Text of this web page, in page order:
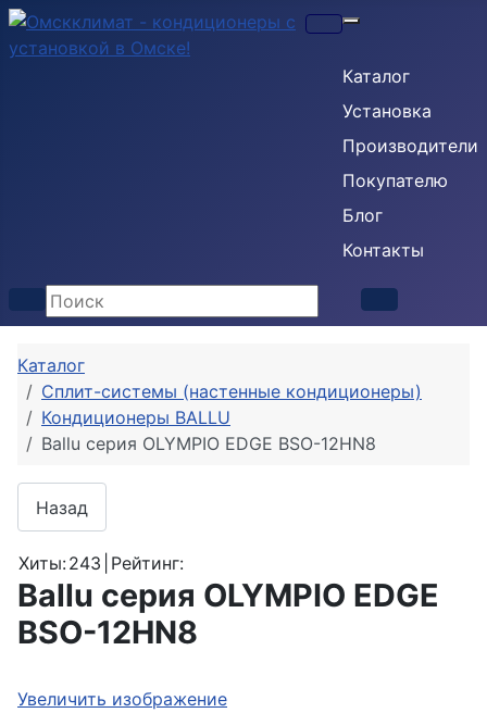
Каталог
Установка
Производители
Покупателю
Блог
Контакты
Каталог
Сплит-системы (настенные кондиционеры)
Кондиционеры BALLU
Ballu серия OLYMPIO EDGE BSO-12HN8
Хиты:243 Рейтинг:
Ballu серия OLYMPIO EDGE
BSO-12HN8
Увеличить изображение